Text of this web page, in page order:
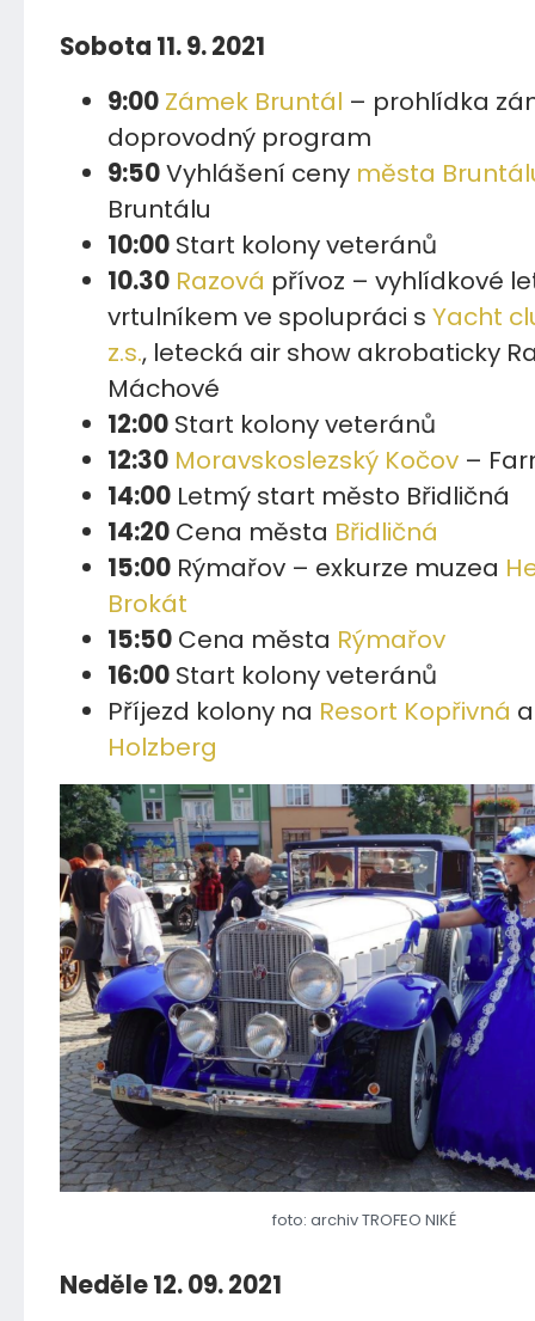
Sobota 11. 9. 2021
9:00 Zámek Bruntál – prohlídka
doprovodný program
9:50Vyhlášení ceny města
Bruntálu
10:00Start kolony veteránů
10.30 Razová přívoz – vyhlídkové
vrtulníkem ve spolupráci s Yacht
z.s., letecká air show akrobaticky
Máchové
12:00Start kolony veteránů
12:30 Moravskoslezský Kočov–
14:00Letmý start město Břidličná
14:20Cena města Břidličná
15:00Rýmařov – exkurze muzea
Brokát
15:50Cena města Rýmařov
16:00Start kolony veteránů
Příjezd kolony na Resort Kopřivná
Holzberg
foto: archiv TROFEO NIKÉ
Neděle 12. 09. 2021